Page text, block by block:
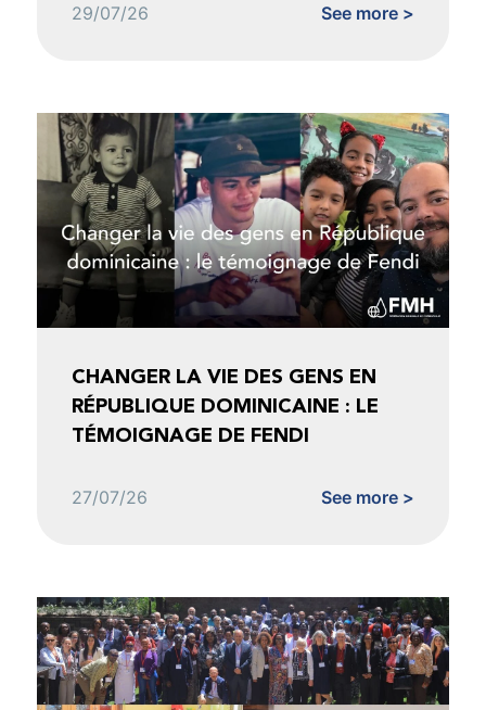
29/07/26 See more >
CHANGER LA VIE DES GENS EN
RÉPUBLIQUE DOMINICAINE : LE
TÉMOIGNAGE DE FENDI
27/07/26 See more >